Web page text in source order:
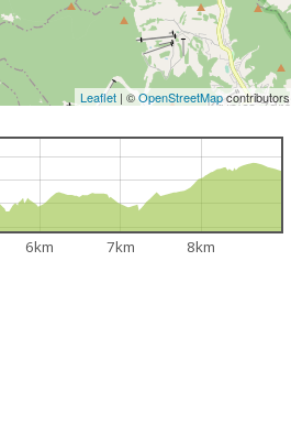
Leaflet | ©OpenStreetMapcontributors
6km 7km 8km